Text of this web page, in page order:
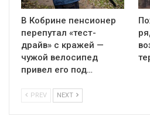
В Кобрине пенсионер
перепутал «тест-
драйв» с кражей —
чужой велосипед
привел его под…
PREV NEXT